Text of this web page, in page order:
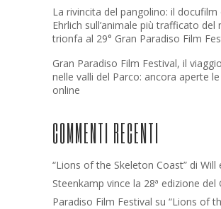
La rivincita del pangolino: il docufilm
Ehrlich sull’animale più trafficato del
trionfa al 29° Gran Paradiso Film
Gran Paradiso Film Festival, il
nelle valli del Parco: ancora aperte
online
COMMENTI RECENTI
“Lions of the Skeleton Coast” di Will
Steenkamp vince la 28ª edizione del
Paradiso Film Festival su “Lions of